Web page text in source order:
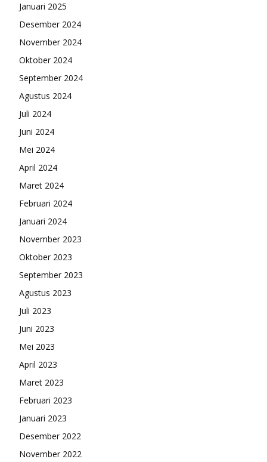
Januari 2025
Desember 2024
November 2024
Oktober 2024
September 2024
Agustus 2024
Juli 2024
Juni 2024
Mei 2024
April 2024
Maret 2024
Februari 2024
Januari 2024
November 2023
Oktober 2023
September 2023
Agustus 2023
Juli 2023
Juni 2023
Mei 2023
April 2023
Maret 2023
Februari 2023
Januari 2023
Desember 2022
November 2022